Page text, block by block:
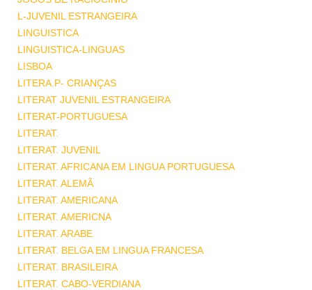
L-JUVENIL ESTRANGEIRA
LINGUISTICA
LINGUISTICA-LINGUAS
LISBOA
LITERA.P- CRIANÇAS
LITERAT JUVENIL ESTRANGEIRA
LITERAT-PORTUGUESA
LITERAT.
LITERAT. JUVENIL
LITERAT. AFRICANA EM LINGUA PORTUGUESA
LITERAT. ALEMÃ
LITERAT. AMERICANA
LITERAT. AMERICNA
LITERAT. ARABE
LITERAT. BELGA EM LINGUA FRANCESA
LITERAT. BRASILEIRA
LITERAT. CABO-VERDIANA